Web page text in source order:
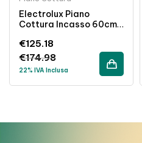
Electrolux Piano
Cottura Incasso 60cm
€174.98
€125.18
22% IVA Inclusa